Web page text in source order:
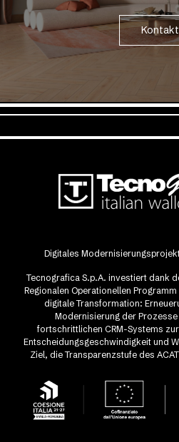
Kontakt
Digitales
Tecnografica S.p.A. investiert dank
Regionalen Operationellen Programm
digitale Transformation:
Modernisierung der Prozesse
fortschrittlichen CRM-Systems
Entscheidungsgeschwindigkeit und
Ziel, die Transparenzstufe des